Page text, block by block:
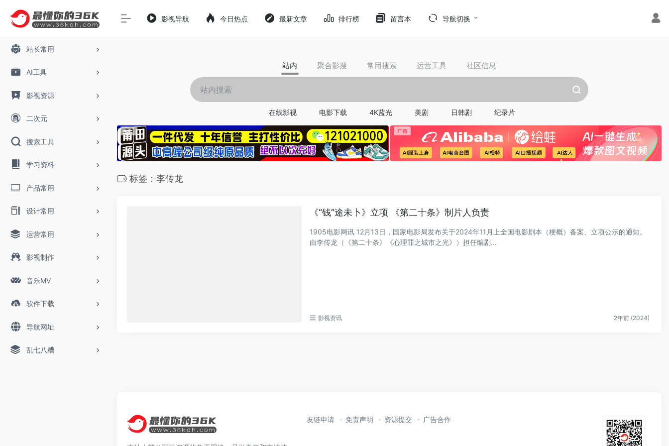
站长常用
AI工具
影视资源
二次元
搜索工具
学习资料
产品常用
设计常用
运营常用
影视制作
音乐MV
软件下载
导航网址
乱七八糟
影视导航 今日热点 最新文章 排行榜 留言本 导航切换
站内 聚合影搜 常用搜索 运营工具 社区信息
在线影视 电影下载 4K蓝光 美剧 日韩剧 纪录片
标签：李传龙
《“钱”途未卜》立项 《第二十条》制片人负责
1905电影网讯 12月13日，国家电影局发布关于2024年11月上全国电影剧本（梗概）备案、立项公示的通知。
由李传龙（《第二十条》《心理罪之城市之光》）担任编剧...
影视资讯 2年前 (2024)
友链申请 免责声明 资源提交 广告合作